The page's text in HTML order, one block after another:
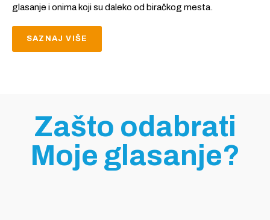
glasanje i onima koji su daleko od biračkog mesta.
SAZNAJ VIŠE
Zašto odabrati
Moje glasanje?